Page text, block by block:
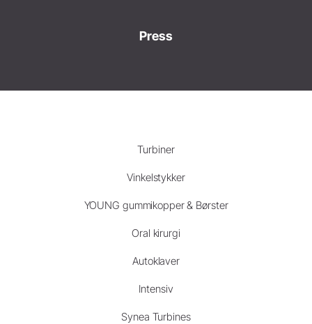
Press
Turbiner
Vinkelstykker
YOUNG gummikopper & Børster
Oral kirurgi
Autoklaver
Intensiv
Synea Turbines